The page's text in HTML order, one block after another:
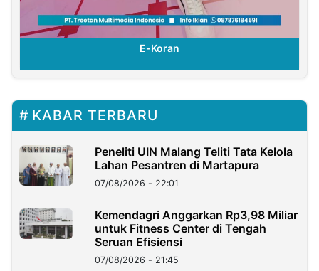
E-Koran
KABAR TERBARU
Peneliti UIN Malang Teliti Tata Kelola
Lahan Pesantren di Martapura
07/08/2026 - 22:01
Kemendagri Anggarkan Rp3,98 Miliar
untuk Fitness Center di Tengah
Seruan Efisiensi
07/08/2026 - 21:45